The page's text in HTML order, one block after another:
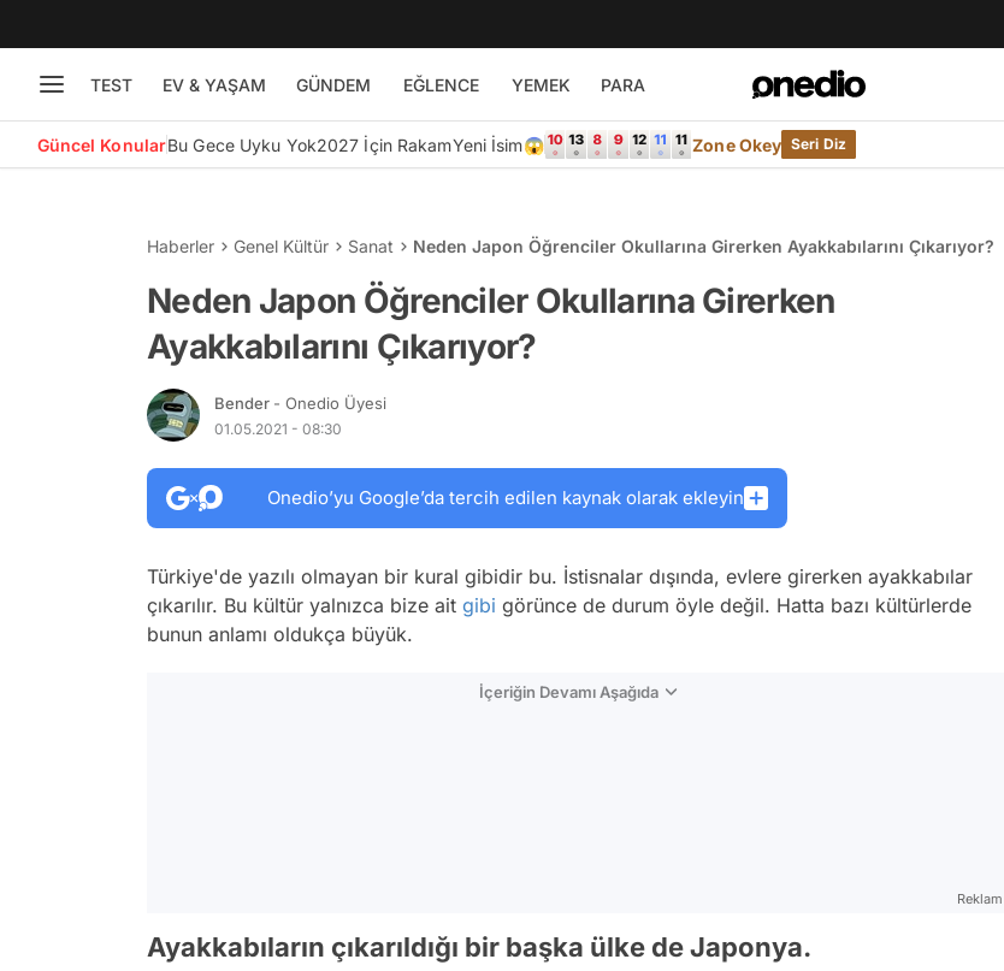
TEST EV & YAŞAM GÜNDEM EĞLENCE YEMEK PARA
Güncel KonularBu Gece Uyku Yok2027 İçin RakamYeni İsim😱 Zone Okey Seri Diz
Haberler Genel Kültür Sanat Neden Japon Öğrenciler Okullarına Girerken Ayakkabılarını Çıkarıyor?
Neden Japon Öğrenciler Okullarına Girerken
Ayakkabılarını Çıkarıyor?
Bender - Onedio Üyesi
01.05.2021 - 08:30
Onedio’yu Google’da tercih edilen kaynak olarak ekleyin
Türkiye'de yazılı olmayan bir kural gibidir bu. İstisnalar dışında, evlere girerken ayakkabılar
çıkarılır. Bu kültür yalnızca bize ait gibi görünce de durum öyle değil. Hatta bazı kültürlerde
bunun anlamı oldukça büyük.
İçeriğin Devamı Aşağıda
Reklam
Ayakkabıların çıkarıldığı bir başka ülke de Japonya.